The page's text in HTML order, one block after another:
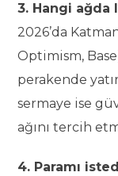
3. Hangi ağda
2026’da
Optimism,
perakende
sermaye ise
ağını tercih
4. Paramı